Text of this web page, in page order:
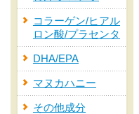
コラーゲン/ヒアル
ロン酸/プラセンタ
DHA/EPA
マヌカハニー
その他成分